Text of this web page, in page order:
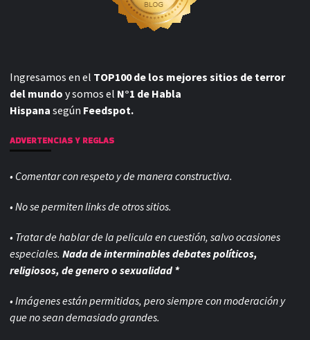
Ingresamos en el TOP100 de los mejores sitios de terror
del mundo y somos el N°1 de Habla
Hispana según Feedspot.
ADVERTENCIAS Y REGLAS
• Comentar con respeto y de manera constructiva.
• No se permiten links de otros sitios.
• Tratar de hablar de la pelicula en cuestión, salvo ocasiones
especiales. Nada de interminables debates políticos,
religiosos, de genero o sexualidad *
• Imágenes están permitidas, pero siempre conmoderación y
que no sean demasiado grandes.